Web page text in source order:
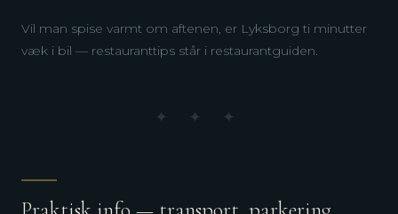
Vil man spise varmt om aftenen, er Lyksborg ti minutter
væk i bil — restauranttips står i restaurantguiden.
✦ ✦ ✦